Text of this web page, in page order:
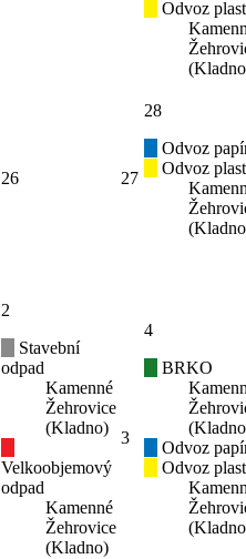
Odvoz
26 27
28
Odvoz
Odvoz
2
Stavební
odpad
Kamenné
Žehrovice
(Kladno)
Velkoobjemový
odpad
Kamenné
Žehrovice
(Kladno)
3
4
BRKO
Odvoz
Odvoz